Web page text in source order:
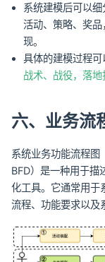
系统建模后可以细
活动、策略、奖
现。
具体的建模过程可
战术、战役，落地
六、业务流
系统业务功能流程
BFD）是一种用于描
化工具。它通常用于
流程、功能要求以及